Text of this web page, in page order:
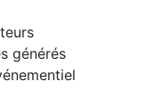
générés